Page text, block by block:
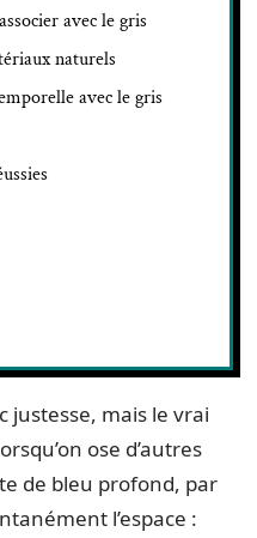
avec le gris
naturels
avec le gris
justesse, mais le vrai
ose d’autres
de bleu profond, par
l’espace :